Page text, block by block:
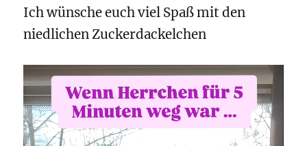
Ich wünsche euch viel Spaß mit den
niedlichen Zuckerdackelchen
Video-
Player